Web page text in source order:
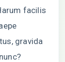
facilis
gravida